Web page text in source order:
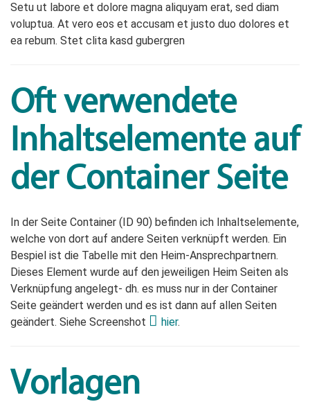
Setu ut labore et dolore magna aliquyam erat, sed diam
voluptua. At vero eos et accusam et justo duo dolores et
ea rebum. Stet clita kasd gubergren
Oft verwendete
Inhaltselemente auf
der Container Seite
In der Seite Container (ID 90) befinden ich Inhaltselemente,
welche von dort auf andere Seiten verknüpft werden. Ein
Bespiel ist die Tabelle mit den Heim-Ansprechpartnern.
Dieses Element wurde auf den jeweiligen Heim Seiten als
Verknüpfung angelegt- dh. es muss nur in der Container
Seite geändert werden und es ist dann auf allen Seiten
geändert. Siehe Screenshot
hier.
Vorlagen